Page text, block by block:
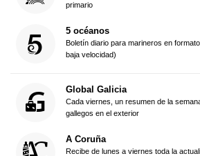
primario
5 océanos
Boletín diario para marineros en
baja velocidad)
Global Galicia
Cada viernes, un resumen de la
gallegos en el exterior
A Coruña
Recibe de lunes a viernes toda la